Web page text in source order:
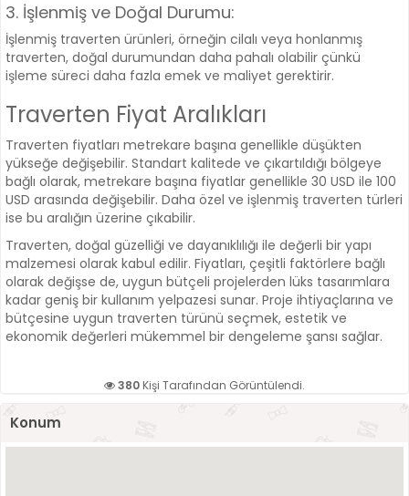
3. İşlenmiş ve Doğal Durumu:
İşlenmiş traverten ürünleri, örneğin cilalı veya honlanmış
traverten, doğal durumundan daha pahalı olabilir çünkü
işleme süreci daha fazla emek ve maliyet gerektirir.
Traverten Fiyat Aralıkları
Traverten fiyatları metrekare başına genellikle düşükten
yükseğe değişebilir. Standart kalitede ve çıkartıldığı bölgeye
bağlı olarak, metrekare başına fiyatlar genellikle 30 USD ile 100
USD arasında değişebilir. Daha özel ve işlenmiş traverten türleri
ise bu aralığın üzerine çıkabilir.
Traverten, doğal güzelliği ve dayanıklılığı ile değerli bir yapı
malzemesi olarak kabul edilir. Fiyatları, çeşitli faktörlere bağlı
olarak değişse de, uygun bütçeli projelerden lüks tasarımlara
kadar geniş bir kullanım yelpazesi sunar. Proje ihtiyaçlarına ve
bütçesine uygun traverten türünü seçmek, estetik ve
ekonomik değerleri mükemmel bir dengeleme şansı sağlar.
380 Kişi Tarafından Görüntülendi.
Konum